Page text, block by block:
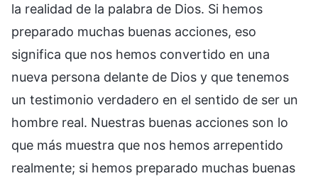
la realidad de la palabra de Dios. Si hemos
preparado muchas buenas acciones, eso
significa que nos hemos convertido en una
nueva persona delante de Dios y que tenemos
un testimonio verdadero en el sentido de ser un
hombre real. Nuestras buenas acciones son lo
que más muestra que nos hemos arrepentido
realmente; si hemos preparado muchas buenas